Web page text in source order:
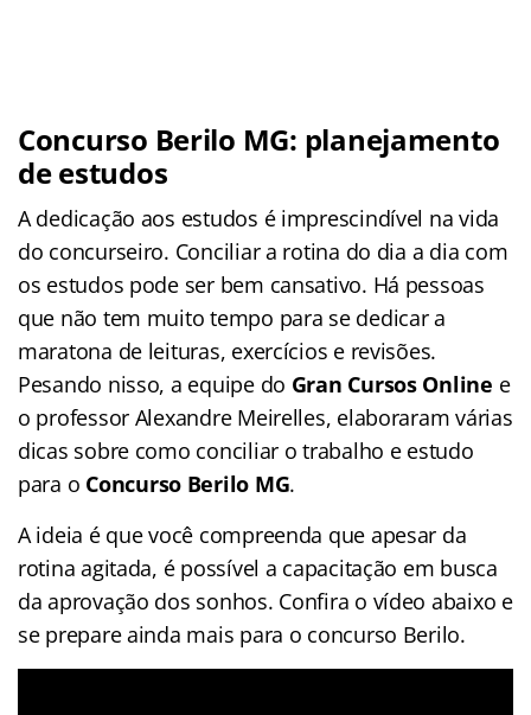
Concurso Berilo MG: planejamento
de estudos
A dedicação aos estudos é imprescindível na vida
do concurseiro. Conciliar a rotina do dia a dia com
os estudos pode ser bem cansativo. Há pessoas
que não tem muito tempo para se dedicar a
maratona de leituras, exercícios e revisões.
Pesando nisso, a equipe do Gran Cursos Online e
o professor Alexandre Meirelles, elaboraram várias
dicas sobre como conciliar o trabalho e estudo
para o Concurso Berilo MG.
A ideia é que você compreenda que apesar da
rotina agitada, é possível a capacitação em busca
da aprovação dos sonhos. Confira o vídeo abaixo e
se prepare ainda mais para o concurso Berilo.